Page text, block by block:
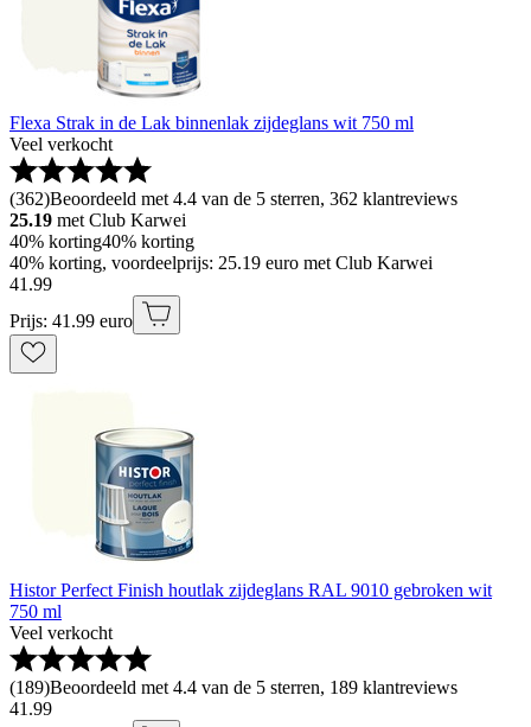
Flexa Strak in de Lak binnenlak zijdeglans wit 750 ml
Veel verkocht
(362)Beoordeeld met 4.4 van de 5 sterren, 362 klantreviews
25.19 met Club Karwei
40% korting40% korting
40% korting, voordeelprijs: 25.19 euro met Club Karwei
41 .99
Prijs: 41.99 euro
Histor Perfect Finish houtlak zijdeglans RAL 9010 gebroken wit
750 ml
Veel verkocht
(189)Beoordeeld met 4.4 van de 5 sterren, 189 klantreviews
41 .99